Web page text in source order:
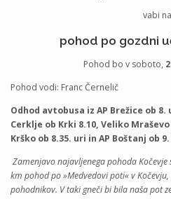
vabi na
pohod po gozdni
Pohod bo v soboto,
Pohod vodi: Franc Černelič
Odhod avtobusa iz AP Brežice ob 8.
Cerklje ob Krki 8.10, Veliko Mraševo
Krško ob 8.35. uri in AP Boštanj ob
Zamenjavo najavljenega pohoda
km pohod po »Medvedovi poti« v
pohodnikov. V taki gneči bi bila naša pot